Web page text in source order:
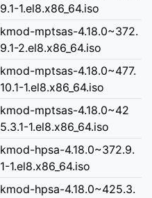
9.1-1.el8.x86_64.iso
kmod-mptsas-4.18.0~372.
9.1-2.el8.x86_64.iso
kmod-mptsas-4.18.0~477.
10.1-1.el8.x86_64.iso
kmod-mptsas-4.18.0~42
5.3.1-1.el8.x86_64.iso
kmod-hpsa-4.18.0~372.9.
1-1.el8.x86_64.iso
kmod-hpsa-4.18.0~425.3.